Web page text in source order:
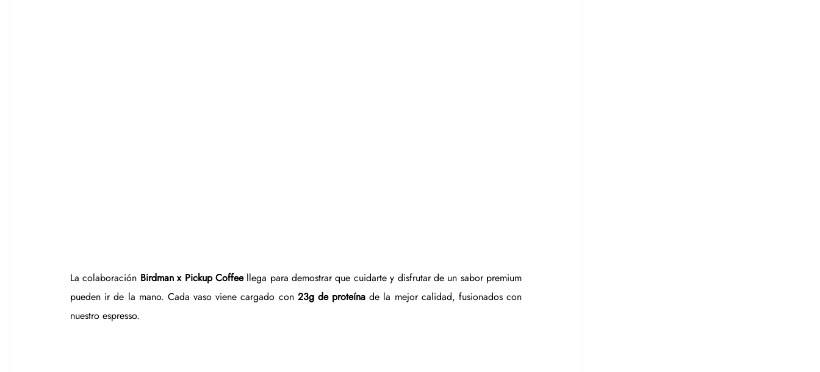
La colaboración Birdman x Pickup Coffee llega para demostrar que cuidarte y disfrutar de un sabor premium
pueden ir de la mano. Cada vaso viene cargado con 23g de proteína de la mejor calidad, fusionados con
nuestro espresso.